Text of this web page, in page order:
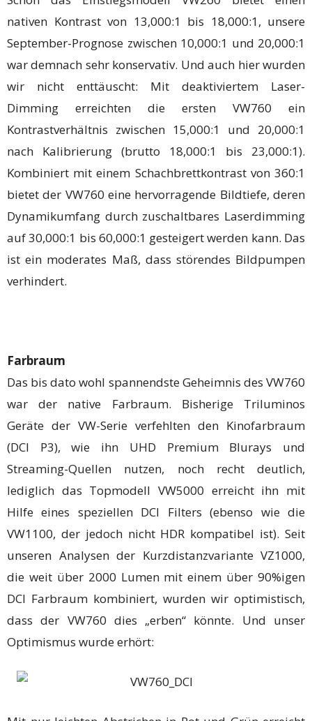
nativen Kontrast von 13,000:1 bis 18,000:1, unsere
September-Prognose zwischen 10,000:1 und 20,000:1
war demnach sehr konservativ. Und auch hier wurden
wir nicht enttäuscht: Mit deaktiviertem Laser-
Dimming erreichten die ersten VW760 ein
Kontrastverhältnis zwischen 15,000:1 und 20,000:1
nach Kalibrierung (brutto 18,000:1 bis 23,000:1).
Kombiniert mit einem Schachbrettkontrast von 360:1
bietet der VW760 eine hervorragende Bildtiefe, deren
Dynamikumfang durch zuschaltbares Laserdimming
auf 30,000:1 bis 60,000:1 gesteigert werden kann. Das
ist ein moderates Maß, dass störendes Bildpumpen
verhindert.
Farbraum
Das bis dato wohl spannendste Geheimnis des VW760
war der native Farbraum. Bisherige Triluminos
Geräte der VW-Serie verfehlten den Kinofarbraum
(DCI P3), wie ihn UHD Premium Blurays und
Streaming-Quellen nutzen, noch recht deutlich,
lediglich das Topmodell VW5000 erreicht ihn mit
Hilfe eines speziellen DCI Filters (ebenso wie die
VW1100, der jedoch nicht HDR kompatibel ist). Seit
unseren Analysen der Kurzdistanzvariante VZ1000,
die weit über 2000 Lumen mit einem über 90%igen
DCI Farbraum kombiniert, wurden wir optimistisch,
dass der VW760 dies „erben“ könnte. Und unser
Optimismus wurde erhört: